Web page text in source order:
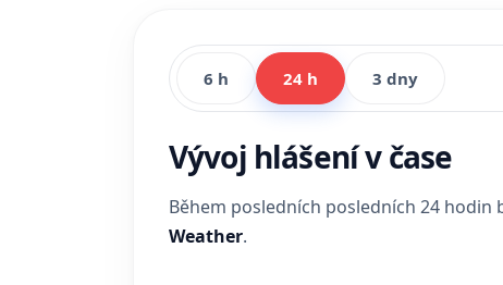
6 h 24 h 3 dny
Vývoj hlášení v čase
Během posledních posledních 24 hodin
Weather.